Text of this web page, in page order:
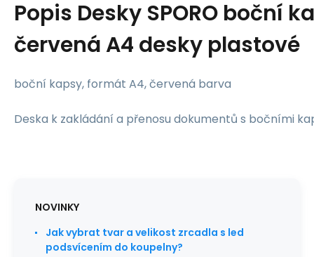
Popis Desky SPORO boční
červená A4 desky plastové
boční kapsy, formát A4, červená barva
Deska k zakládání a přenosu dokumentů s bočními
NOVINKY
Jak vybrat tvar a velikost zrcadla s led
podsvícením do koupelny?